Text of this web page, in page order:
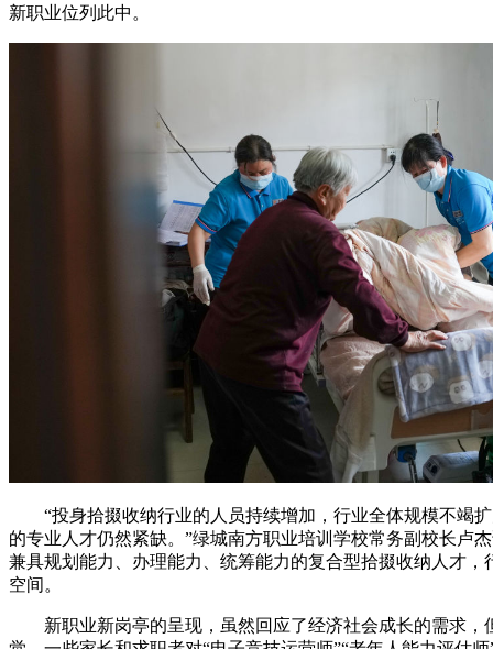
新职业位列此中。
“投身拾掇收纳行业的人员持续增加，行业全体规模不竭扩
的专业人才仍然紧缺。”绿城南方职业培训学校常务副校长卢
兼具规划能力、办理能力、统筹能力的复合型拾掇收纳人才，
空间。
新职业新岗亭的呈现，虽然回应了经济社会成长的需求，